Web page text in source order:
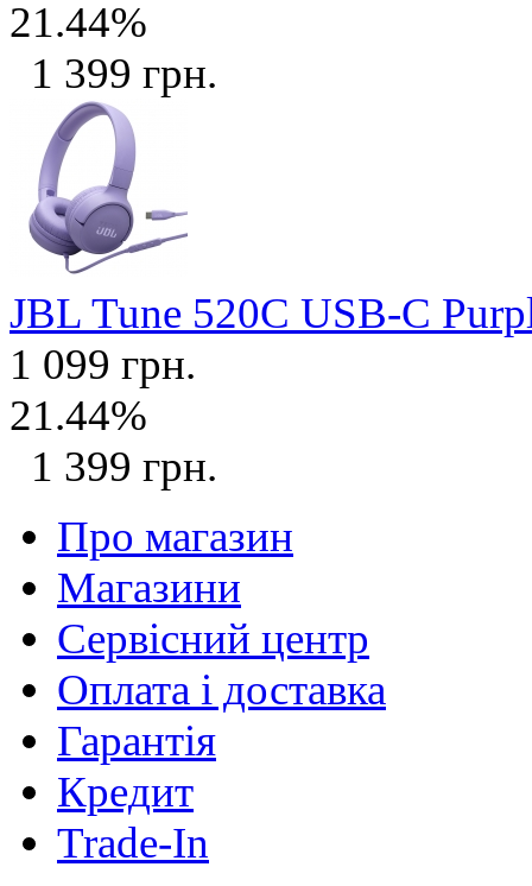
21.44%
1 399 грн.
JBL Tune 520C USB-C
1 099 грн.
21.44%
1 399 грн.
Про магазин
Магазини
Сервісний центр
Оплата і доставка
Гарантія
Кредит
Trade-In